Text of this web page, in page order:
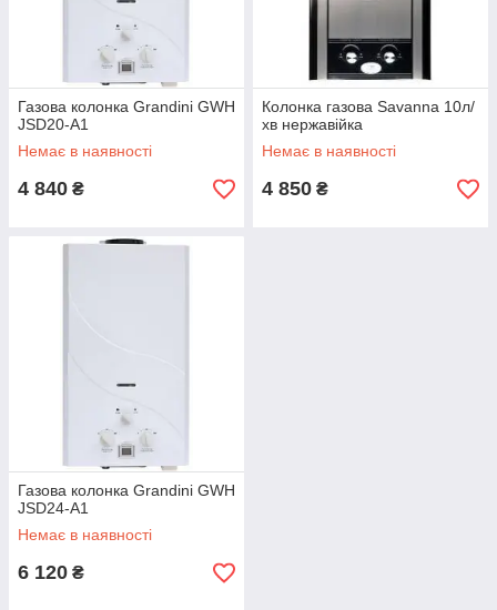
Газова колонка Grandini GWH
JSD20-А1
Немає в наявності
4 840 ₴
Колонка газова Savanna 10л/
хв нержавійка
Немає в наявності
4 850 ₴
Газова колонка Grandini GWH
JSD24-A1
Немає в наявності
6 120 ₴